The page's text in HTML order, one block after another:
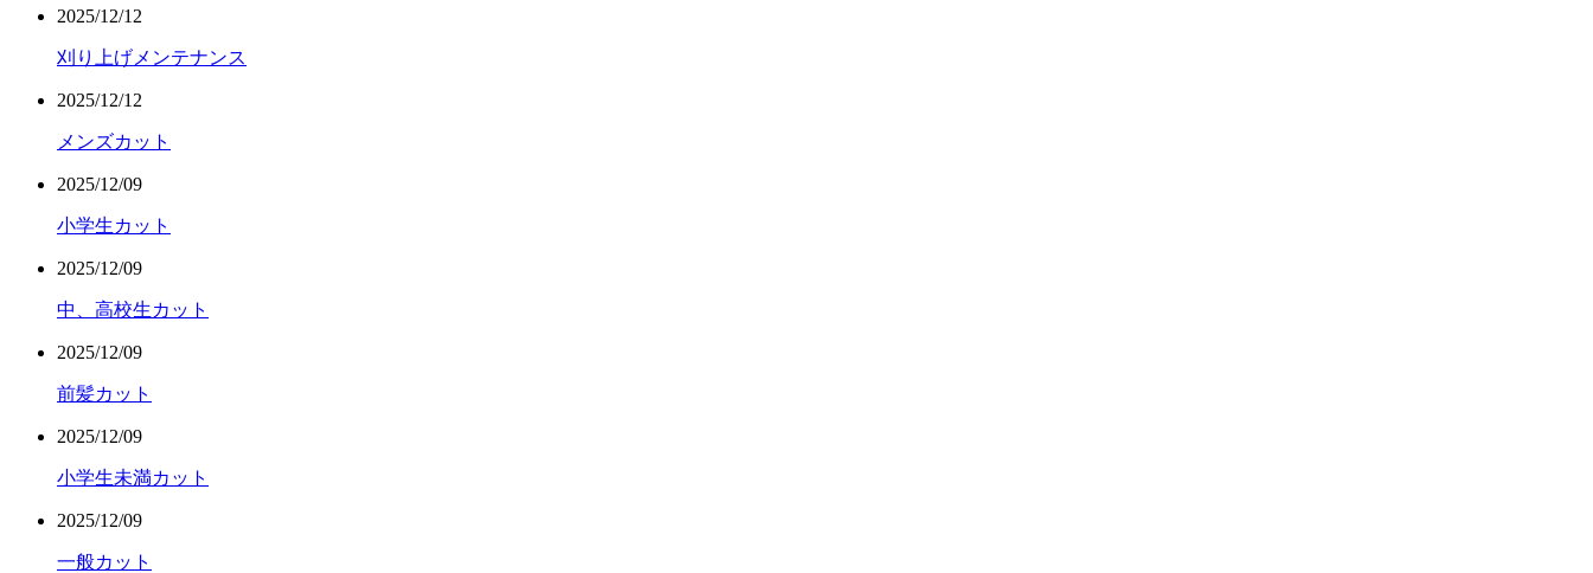
2025/12/12
刈り上げメンテナンス
2025/12/12
メンズカット
2025/12/09
小学生カット
2025/12/09
中、高校生カット
2025/12/09
前髪カット
2025/12/09
小学生未満カット
2025/12/09
一般カット